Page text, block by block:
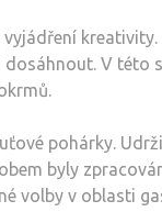
V
pohárky.
byly
volby v oblasti